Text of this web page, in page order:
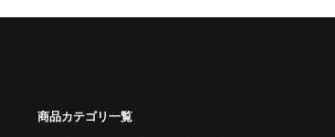
商品カテゴリ一覧